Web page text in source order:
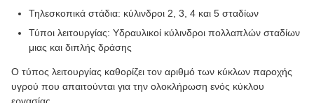
Τηλεσκοπικά στάδια: κύλινδροι 2, 3, 4 και 5 σταδίων
Τύποι λειτουργίας: Υδραυλικοί κύλινδροι πολλαπλών σταδίων
μιας και διπλής δράσης
Ο τύπος λειτουργίας καθορίζει τον αριθμό των κύκλων παροχής
υγρού που απαιτούνται για την ολοκλήρωση ενός κύκλου